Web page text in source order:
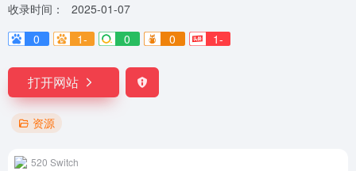
收录时间：
2025-01-07
0
1- 0 0 1-
打开网站
资源
520 Switch